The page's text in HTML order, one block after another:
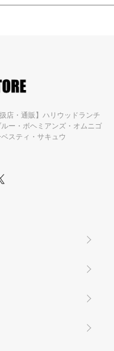
店・通販】ハリウッドランチ
ー・ボヘミアンズ・オムニゴ
スティ・サキュウ